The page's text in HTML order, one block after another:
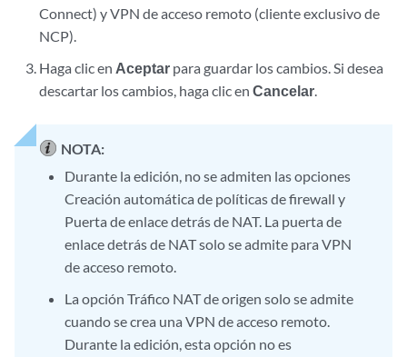
Connect) y VPN de acceso remoto (cliente exclusivo de
NCP).
Haga clic en Aceptar para guardar los cambios. Si desea
descartar los cambios, haga clic enCancelar.
NOTA:
Durante la edición, no se admiten las opciones
Creación automática de políticas de firewall y
Puerta de enlace detrás de NAT. La puerta de
enlace detrás de NAT solo se admite para VPN
de acceso remoto.
La opción Tráfico NAT de origen solo se admite
cuando se crea una VPN de acceso remoto.
Durante la edición, esta opción no es